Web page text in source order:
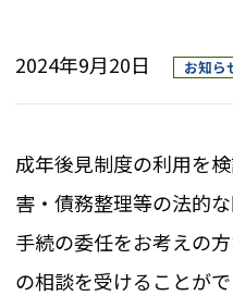
2024年9月20日 お知ら
成年後見制度の利用を
害・債務整理等の法的
手続の委任をお考えの
の相談を受けることがで